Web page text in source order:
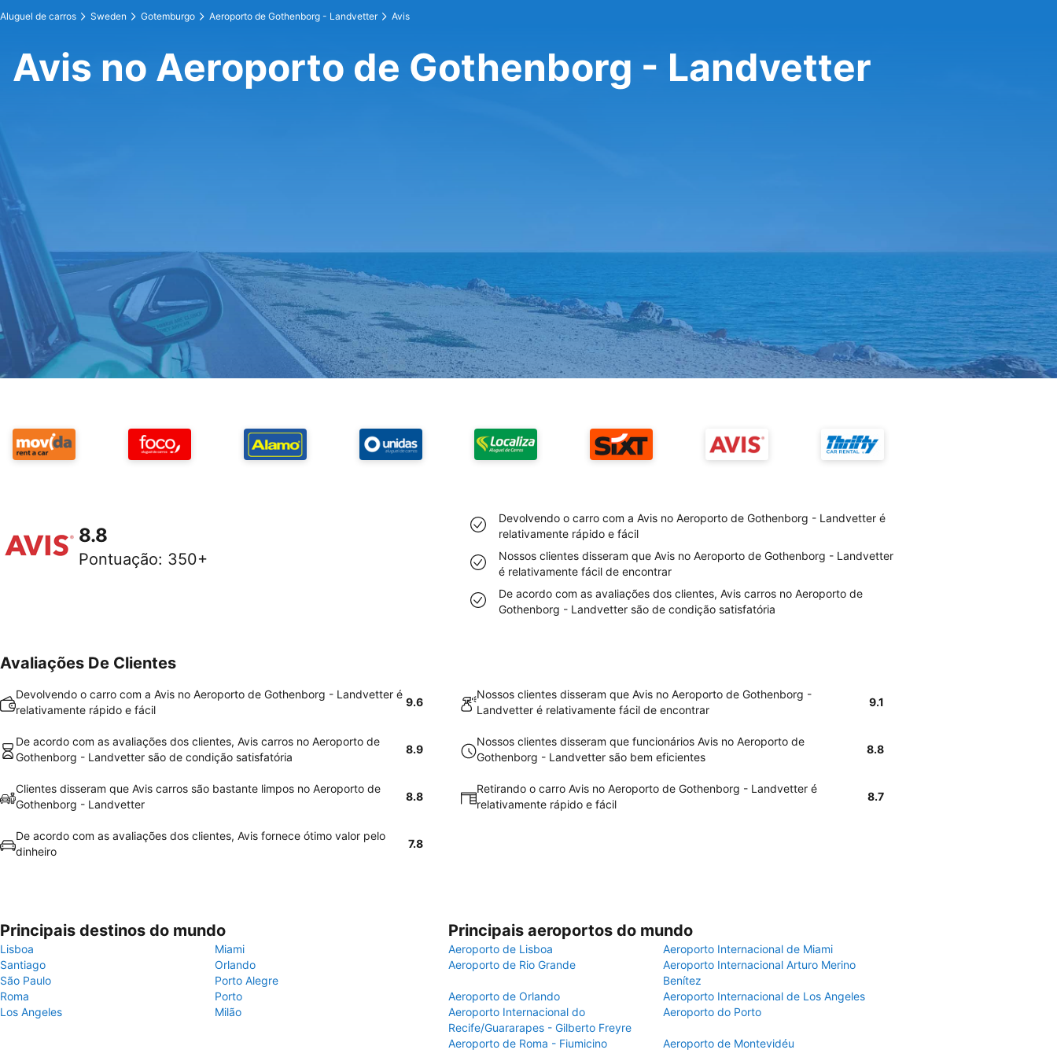
Aluguel de carros Sweden Gotemburgo Aeroporto de Gothenborg - Landvetter Avis
Avis no Aeroporto de Gothenborg - Landvetter
8.8
Pontuação: 350+
Devolvendo o carro com a Avis no Aeroporto de Gothenborg - Landvetter é
relativamente rápido e fácil
Nossos clientes disseram que Avis no Aeroporto de Gothenborg - Landvetter
é relativamente fácil de encontrar
De acordo com as avaliações dos clientes, Avis carros no Aeroporto de
Gothenborg - Landvetter são de condição satisfatória
Avaliações De Clientes
Devolvendo o carro com a Avis no Aeroporto de Gothenborg - Landvetter é
relativamente rápido e fácil
9.6
Nossos clientes disseram que Avis no Aeroporto de Gothenborg -
Landvetter é relativamente fácil de encontrar
9.1
De acordo com as avaliações dos clientes, Avis carros no Aeroporto de
Gothenborg - Landvetter são de condição satisfatória
8.9
Nossos clientes disseram que funcionários Avis no Aeroporto de
Gothenborg - Landvetter são bem eficientes
8.8
Clientes disseram que Avis carros são bastante limpos no Aeroporto de
Gothenborg - Landvetter
8.8
Retirando o carro Avis no Aeroporto de Gothenborg - Landvetter é
relativamente rápido e fácil
8.7
De acordo com as avaliações dos clientes, Avis fornece ótimo valor pelo
dinheiro
7.8
Principais destinos do mundo
Lisboa
Miami
Santiago
Orlando
São Paulo
Porto Alegre
Roma
Porto
Los Angeles
Milão
Principais aeroportos do mundo
Aeroporto de Lisboa
Aeroporto Internacional de Miami
Aeroporto de Rio Grande
Aeroporto Internacional Arturo Merino
Benítez
Aeroporto de Orlando
Aeroporto Internacional de Los Angeles
Aeroporto Internacional do
Recife/Guararapes - Gilberto Freyre
Aeroporto do Porto
Aeroporto de Roma - Fiumicino Aeroporto de Montevidéu